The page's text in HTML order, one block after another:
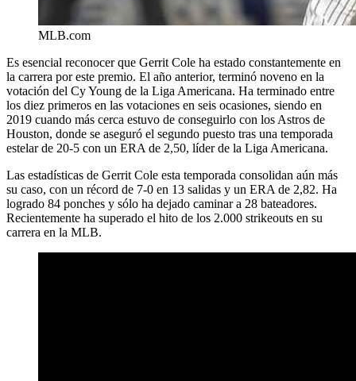
MLB.com
Es esencial reconocer que Gerrit Cole ha estado constantemente en
la carrera por este premio. El año anterior, terminó noveno en la
votación del Cy Young de la Liga Americana. Ha terminado entre
los diez primeros en las votaciones en seis ocasiones, siendo en
2019 cuando más cerca estuvo de conseguirlo con los Astros de
Houston, donde se aseguró el segundo puesto tras una temporada
estelar de 20-5 con un ERA de 2,50, líder de la Liga Americana.
Las estadísticas de Gerrit Cole esta temporada consolidan aún más
su caso, con un récord de 7-0 en 13 salidas y un ERA de 2,82. Ha
logrado 84 ponches y sólo ha dejado caminar a 28 bateadores.
Recientemente ha superado el hito de los 2.000 strikeouts en su
carrera en la MLB.